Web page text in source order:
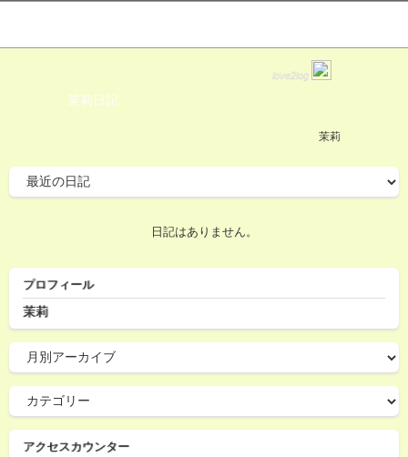
love2log
茉莉日記
茉莉
日記はありません。
プロフィール
茉莉
アクセスカウンター